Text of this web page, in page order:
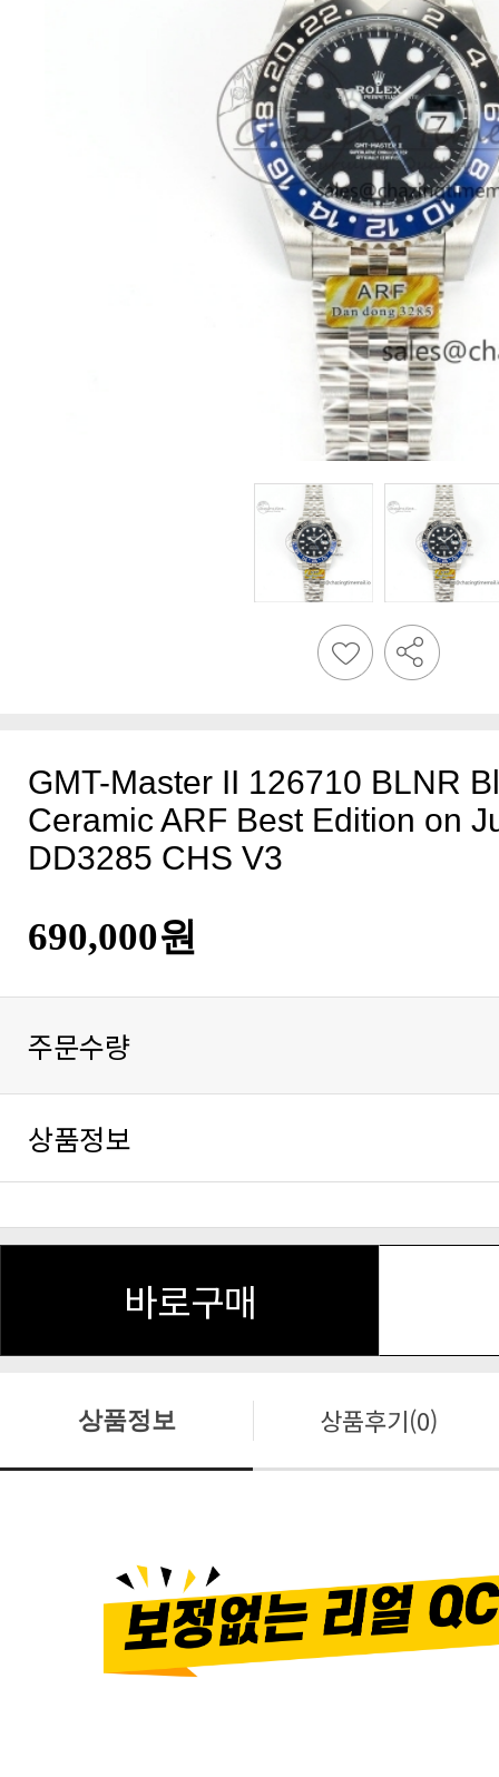
DD3285 CHS V3
690,000원
주문수량
상품정보
바로구매
상품정보 상품후기(0)